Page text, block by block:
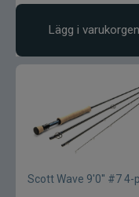
Blue fox skeddrag
Berkley
Blue fox Vibrax
Lägg i varukorgen
Scott Wave 9'0'' #7 4-